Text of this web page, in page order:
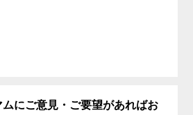
にご意見・ご要望があればお